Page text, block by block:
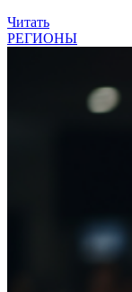
Читать
РЕГИОНЫ